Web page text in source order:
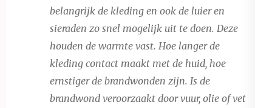
belangrijk de kleding en ook de luier en
sieraden zo snel mogelijk uit te doen. Deze
houden de warmte vast. Hoe langer de
kleding contact maakt met de huid, hoe
ernstiger de brandwonden zijn. Is de
brandwond veroorzaakt door vuur, olie of vet